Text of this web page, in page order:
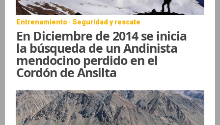
Entrenamiento · Seguridad y rescate
En Diciembre de 2014 se inicia
la búsqueda de un Andinista
mendocino perdido en el
Cordón de Ansilta